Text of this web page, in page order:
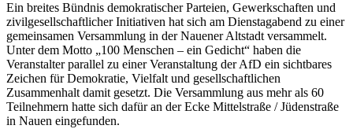
Ein breites Bündnis demokratischer Parteien, Gewerkschaften und
zivilgesellschaftlicher Initiativen hat sich am Dienstagabend zu einer
gemeinsamen Versammlung in der Nauener Altstadt versammelt.
Unter dem Motto „100 Menschen – ein Gedicht“ haben die
Veranstalter parallel zu einer Veranstaltung der AfD ein sichtbares
Zeichen für Demokratie, Vielfalt und gesellschaftlichen
Zusammenhalt damit gesetzt. Die Versammlung aus mehr als 60
Teilnehmern hatte sich dafür an der Ecke Mittelstraße / Jüdenstraße
in Nauen eingefunden.